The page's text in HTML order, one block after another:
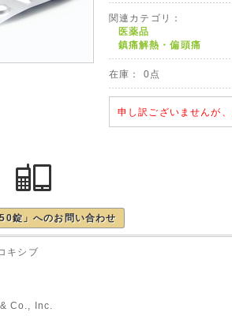
関連カテゴリ：
医薬品
鎮痛解熱・偏頭痛
在庫： 0点
申し訳ございませんが
錠」へのお問い合わせ
シブ
Inc.